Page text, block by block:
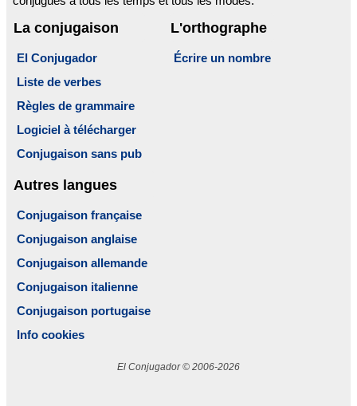
La conjugaison
El Conjugador
Liste de verbes
Règles de grammaire
Logiciel à télécharger
Conjugaison sans pub
L'orthographe
Écrire un nombre
Autres langues
Conjugaison française
Conjugaison anglaise
Conjugaison allemande
Conjugaison italienne
Conjugaison portugaise
Info cookies
El Conjugador © 2006-2026